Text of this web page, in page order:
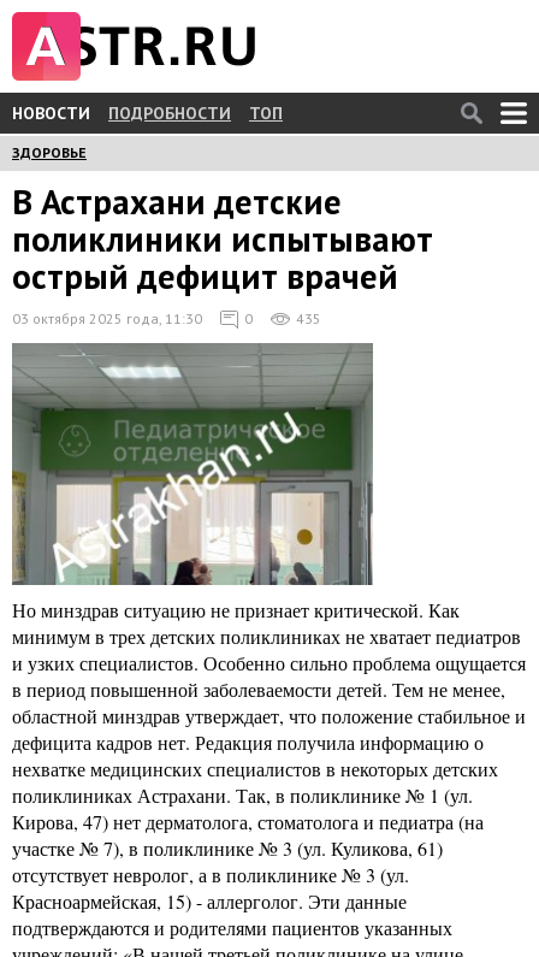
НОВОСТИ ПОДРОБНОСТИ ТОП
ЗДОРОВЬЕ
В Астрахани детские
поликлиники испытывают
острый дефицит врачей
03 октября 2025 года, 11:30 0 435
Но минздрав ситуацию не признает критической. Как
минимум в трех детских поликлиниках не хватает педиатров
и узких специалистов. Особенно сильно проблема ощущается
в период повышенной заболеваемости детей. Тем не менее,
областной минздрав утверждает, что положение стабильное и
дефицита кадров нет. Редакция получила информацию о
нехватке медицинских специалистов в некоторых детских
поликлиниках Астрахани. Так, в поликлинике № 1 (ул.
Кирова, 47) нет дерматолога, стоматолога и педиатра (на
участке № 7), в поликлинике № 3 (ул. Куликова, 61)
отсутствует невролог, а в поликлинике № 3 (ул.
Красноармейская, 15) - аллерголог. Эти данные
подтверждаются и родителями пациентов указанных